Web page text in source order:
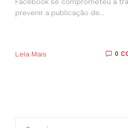
prevenir a publicação de...
Leia Mais 0